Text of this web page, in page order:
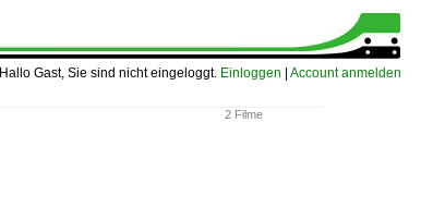
Hallo Gast, Sie sind nicht eingeloggt. Einloggen Account anmelden
2 Filme